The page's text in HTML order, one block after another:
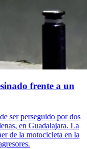
frente a un
ser perseguido por dos
en Guadalajara. La
de la motocicleta en la